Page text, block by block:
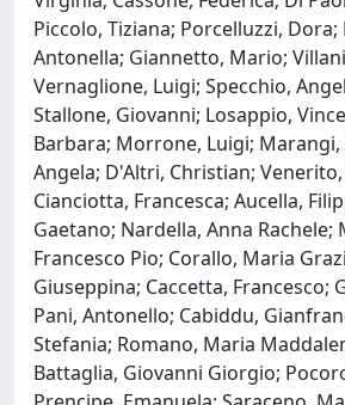
Piccolo, Tiziana; Porcelluzzi, Dora;
Antonella; Giannetto, Mario;
Vernaglione, Luigi; Specchio,
Stallone, Giovanni; Losappio,
Barbara; Morrone, Luigi; Marangi,
Angela; D'Altri, Christian;
Cianciotta, Francesca; Aucella,
Gaetano; Nardella, Anna
Francesco Pio; Corallo, Maria
Giuseppina; Caccetta, Francesco;
Pani, Antonello; Cabiddu,
Stefania; Romano, Maria
Battaglia, Giovanni Giorgio;